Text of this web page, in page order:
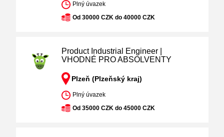
Plný úvazek
Od 30000 CZK do 40000 CZK
Product Industrial Engineer |
VHODNÉ PRO ABSOLVENTY
Plzeň (Plzeňský kraj)
Plný úvazek
Od 35000 CZK do 45000 CZK